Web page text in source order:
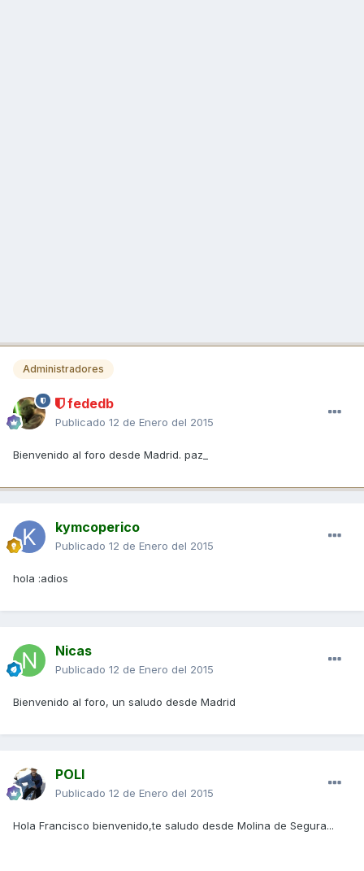
Administradores
fededb
Publicado 12 de Enero del 2015
Bienvenido al foro desde Madrid. paz_
kymcoperico
Publicado 12 de Enero del 2015
hola :adios
Nicas
Publicado 12 de Enero del 2015
Bienvenido al foro, un saludo desde Madrid
POLI
Publicado 12 de Enero del 2015
Hola Francisco bienvenido,te saludo desde Molina de Segura...